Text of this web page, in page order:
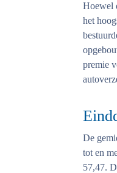
Hoewel
het
premie
De
tot en
57,47.